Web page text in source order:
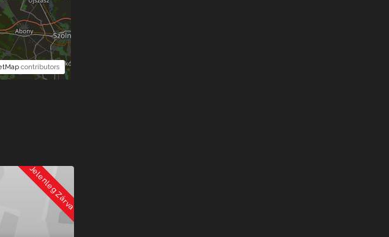
contributors
Jelenleg Zárva